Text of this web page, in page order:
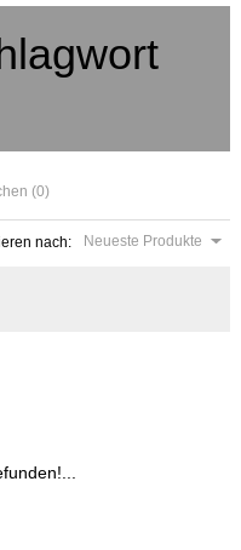
(0)
nach: Neueste Produkte